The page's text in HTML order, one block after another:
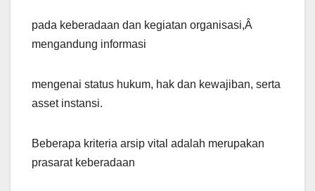
pada keberadaan dan kegiatan organisasi,Â
mengandung informasi
mengenai status hukum, hak dan kewajiban, serta
asset instansi.
Beberapa kriteria arsip vital adalah merupakan
prasarat keberadaan